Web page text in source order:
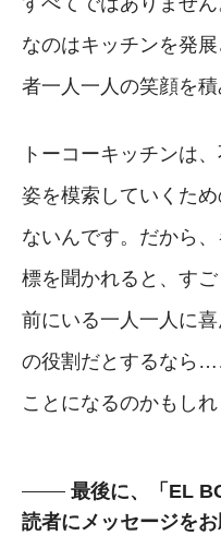
なのはキッチンを発
者一人一人の笑顔を積
トーコーキッチンは
姿を模索していくた
ないんです。だから
標を聞かれると、す
前にいる一人一人に
の役割だとするなら
ことになるのかもしれ
最後に、「EL
読者にメッセージをお